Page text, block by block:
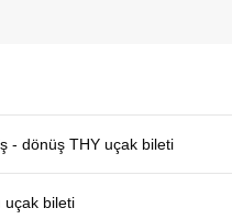
- dönüş THY uçak bileti
uçak bileti